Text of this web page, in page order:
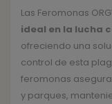
Las Feromonas
ideal en la lucha
ofreciendo una
control de esta
feromonas
y parques,